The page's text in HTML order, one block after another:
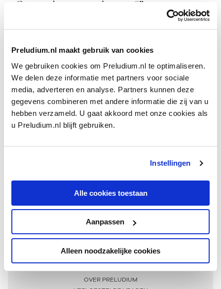
Preludium.nl maakt gebruik van cookies
We gebruiken cookies om Preludium.nl te optimaliseren.
We delen deze informatie met partners voor sociale
media, adverteren en analyse. Partners kunnen deze
gegevens combineren met andere informatie die zij van u
hebben verzameld. U gaat akkoord met onze cookies als
u Preludium.nl blijft gebruiken.
Instellingen
Alle cookies toestaan
Aanpassen
Alleen noodzakelijke cookies
Geen resultaten gevonden voor “”.
Meer informatie
OVER PRELUDIUM